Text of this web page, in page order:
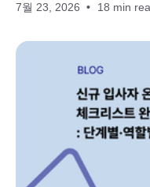
7월 23, 2026 18 min